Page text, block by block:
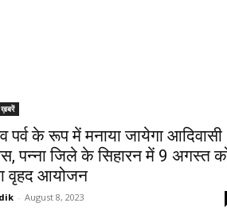
ख़बरें
पर्व के रूप में मनाया जायेगा आदिवासी
पन्ना जिले के सिहारन में 9 अगस्त
वृहद आयोजन
- August 8, 2023